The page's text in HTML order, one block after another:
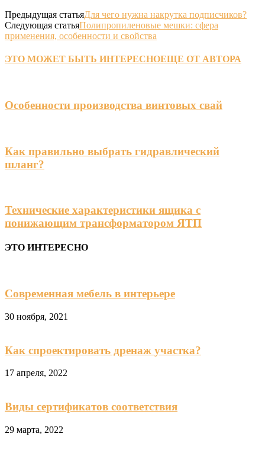
Предыдущая статьяДля чего нужна накрутка подписчиков?
Следующая статьяПолипропиленовые мешки: сфера
применения, особенности и свойства
ЭТО МОЖЕТ БЫТЬ ИНТЕРЕСНОЕЩЕ ОТ АВТОРА
Особенности производства винтовых свай
Как правильно выбрать гидравлический
шланг?
Технические характеристики ящика с
понижающим трансформатором ЯТП
ЭТО ИНТЕРЕСНО
Современная мебель в интерьере
30 ноября, 2021
Как спроектировать дренаж участка?
17 апреля, 2022
Виды сертификатов соответствия
29 марта, 2022